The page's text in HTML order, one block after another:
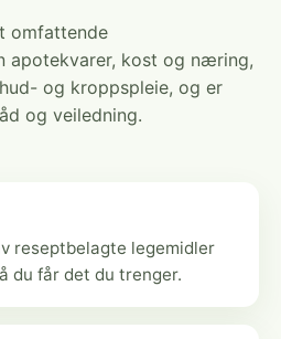
omfattende
apotekvarer, kost og næring,
og kroppspleie, og er
og veiledning.
reseptbelagte legemidler
du får det du trenger.